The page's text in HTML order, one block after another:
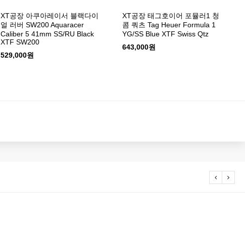
XT공장 아쿠아레이서 블랙다이
얼 러버 SW200 Aquaracer
Caliber 5 41mm SS/RU Black
XTF SW200
529,000원
XT공장 태그호이어 포뮬러1 청
콤 쿼츠 Tag Heuer Formula 1
YG/SS Blue XTF Swiss Qtz
643,000원